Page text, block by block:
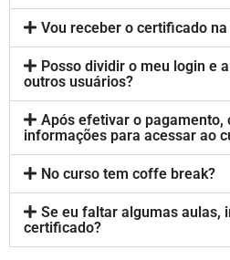
Vou receber o certificado
Posso dividir o meu login e
outros usuários?
Após efetivar o pagamento,
informações para acessar ao
No curso tem coffe break?
Se eu faltar algumas aulas,
certificado?